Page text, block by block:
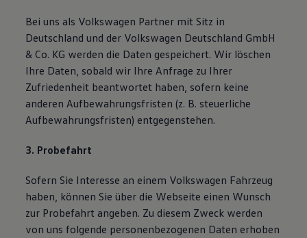
Bei uns als Volkswagen Partner mit Sitz in
Deutschland und der Volkswagen Deutschland GmbH
& Co. KG werden die Daten gespeichert. Wir löschen
Ihre Daten, sobald wir Ihre Anfrage zu Ihrer
Zufriedenheit beantwortet haben, sofern keine
anderen Aufbewahrungsfristen (z. B. steuerliche
Aufbewahrungsfristen) entgegenstehen.
3. Probefahrt
Sofern Sie Interesse an einem Volkswagen Fahrzeug
haben, können Sie über die Webseite einen Wunsch
zur Probefahrt angeben. Zu diesem Zweck werden
von uns folgende personenbezogenen Daten erhoben